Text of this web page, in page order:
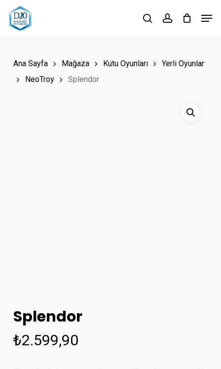
Skip
searchaccount
Ana Sayfa Mağaza Kutu Oyunları
Yerli Oyunlar
NeoTroy
Splendor
Splendor
₺2.599,90